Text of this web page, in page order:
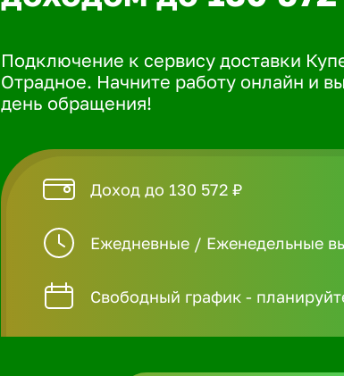
Подключение к сервису доставки
Отрадное. Начните работу онлайн и
день обращения!
Доход до 130 572 ₽
Ежедневные / Еженедельные
Свободный график -